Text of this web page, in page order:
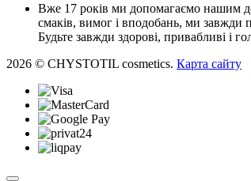
Вже 17 років ми допомагаємо нашим
смаків, вимог і вподобань, ми завжди
Будьте завжди здорові, привабливі і
2026 © CHYSTOTIL cosmetics. Карта сайту